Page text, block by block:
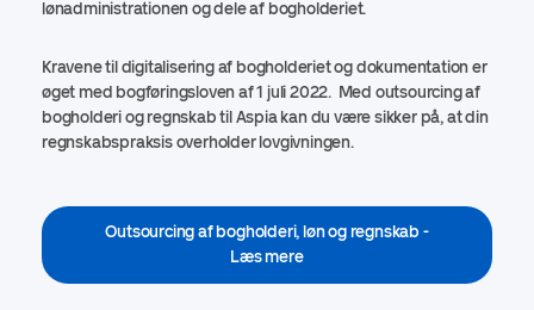
lønadministrationen og dele af bogholderiet.
Kravene til digitalisering af bogholderiet og dokumentation er
øget med bogføringsloven af 1 juli 2022. Med outsourcing af
bogholderi og regnskab til Aspia kan du være sikker på, at din
regnskabspraksis overholder lovgivningen.
Outsourcing af bogholderi, løn og regnskab -
Læs mere